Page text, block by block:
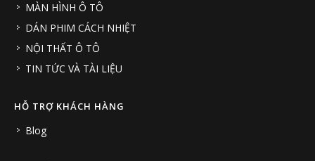
MÀN HÌNH Ô TÔ
DÁN PHIM CÁCH NHIỆT
NỘI THẤT Ô TÔ
TIN TỨC VÀ TÀI LIỆU
HỖ TRỢ KHÁCH HÀNG
Blog